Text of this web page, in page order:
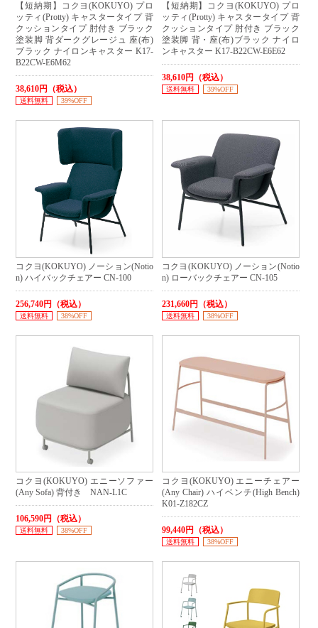
【短納期】コクヨ(KOKUYO) プロ
ッティ(Protty) キャスタータイプ 背
クッションタイプ 肘付き ブラック
塗装脚 背ダークグレージュ 座(布)
ブラック ナイロンキャスター K17-
B22CW-E6M62
38,610円（税込）
送料無料 39%OFF
【短納期】コクヨ(KOKUYO) プロ
ッティ(Protty) キャスタータイプ 背
クッションタイプ 肘付き ブラック
塗装脚 背・座(布)ブラック ナイロ
ンキャスター K17-B22CW-E6E62
38,610円（税込）
送料無料 39%OFF
コクヨ(KOKUYO) ノーション(Notio
n) ハイバックチェアー CN-100
256,740円（税込）
送料無料 38%OFF
コクヨ(KOKUYO) ノーション(Notio
n) ローバックチェアー CN-105
231,660円（税込）
送料無料 38%OFF
コクヨ(KOKUYO) エニーソファー
(Any Sofa) 背付き NAN-L1C
106,590円（税込）
送料無料 38%OFF
コクヨ(KOKUYO) エニーチェアー
(Any Chair) ハイベンチ(High Bench)
K01-Z182CZ
99,440円（税込）
送料無料 38%OFF